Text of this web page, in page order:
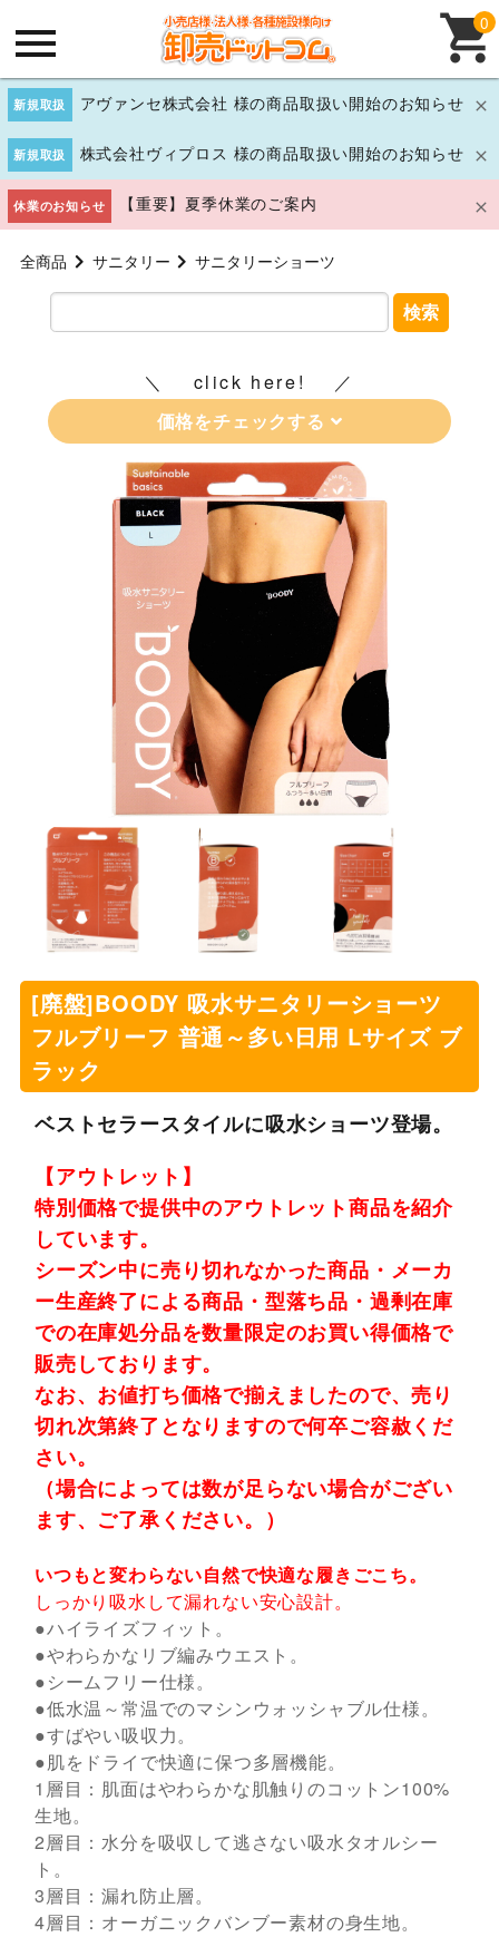
新規取扱 アヴァンセ株式会社 様の商品取扱い開始のお知らせ
新規取扱 株式会社ヴィプロス 様の商品取扱い開始のお知らせ
休業のお知らせ 【重要】夏季休業のご案内
0
全商品 サニタリー サニタリーショーツ
検索
click here!
価格をチェックする
[廃盤]BOODY 吸水サニタリーショーツ
フルブリーフ 普通～多い日用 Lサイズ ブ
ラック
ベストセラースタイルに吸水ショーツ登場。
【アウトレット】
特別価格で提供中のアウトレット商品を紹介
しています。
シーズン中に売り切れなかった商品・メーカ
ー生産終了による商品・型落ち品・過剰在庫
での在庫処分品を数量限定のお買い得価格で
販売しております。
なお、お値打ち価格で揃えましたので、売り
切れ次第終了となりますので何卒ご容赦くだ
さい。
（場合によっては数が足らない場合がござい
ます、ご了承ください。）
いつもと変わらない自然で快適な履きごこち。
しっかり吸水して漏れない安心設計。
●ハイライズフィット。
●やわらかなリブ編みウエスト。
●シームフリー仕様。
●低水温～常温でのマシンウォッシャブル仕様。
●すばやい吸収力。
●肌をドライで快適に保つ多層機能。
1層目：肌面はやわらかな肌触りのコットン100%
生地。
2層目：水分を吸収して逃さない吸水タオルシー
ト。
3層目：漏れ防止層。
4層目：オーガニックバンブー素材の身生地。